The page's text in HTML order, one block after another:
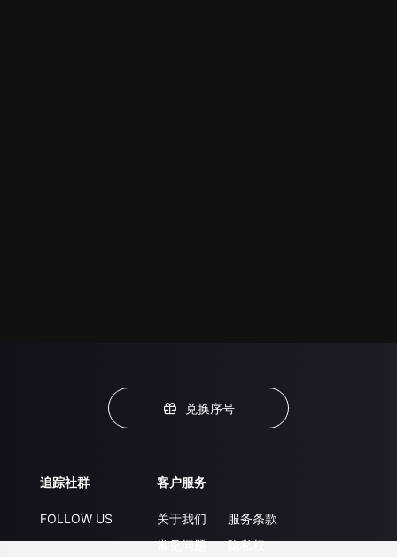
兑换序号
追踪社群
FOLLOW US
客户服务
关于我们
常见问题
服务条款
隐私权